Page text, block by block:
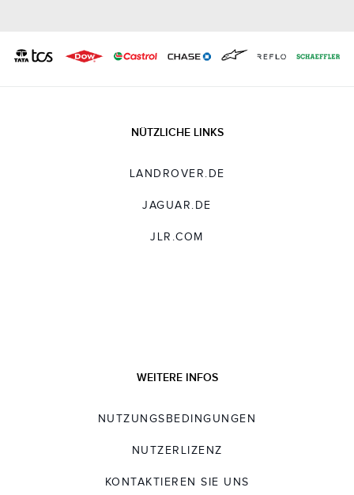
NÜTZLICHE LINKS
LANDROVER.DE
JAGUAR.DE
JLR.COM
WEITERE INFOS
NUTZUNGSBEDINGUNGEN
NUTZERLIZENZ
KONTAKTIEREN SIE UNS